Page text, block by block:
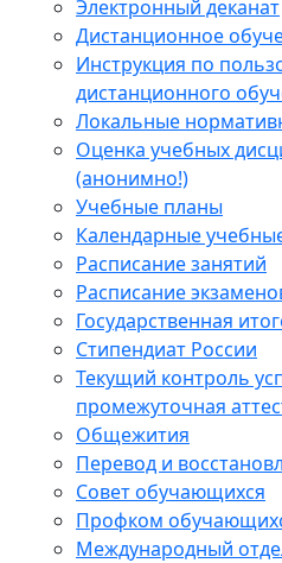
Электронный деканат
Дистанционное
Инструкция по
дистанционного
Локальные
Оценка учебных
(анонимно!)
Учебные планы
Календарные
Расписание занятий
Расписание
Государственная
Стипендиат России
Текущий контроль
промежуточная
Общежития
Перевод и
Совет обучающихся
Профком
Международный